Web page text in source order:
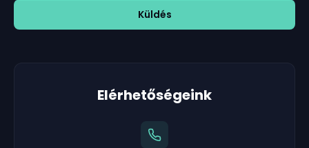
Küldés
Elérhetőségeink